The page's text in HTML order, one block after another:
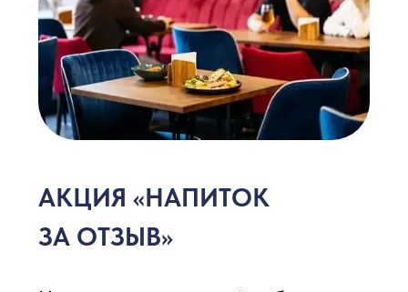
3-9% КЭШБЕК ОТ ПОКУПОК
10% СКИДКА НА ДЕНЬ РОЖДЕНИЯ
Быстрая оплата
В ПРИЛОЖЕНИИ БЫСТРЕЕ